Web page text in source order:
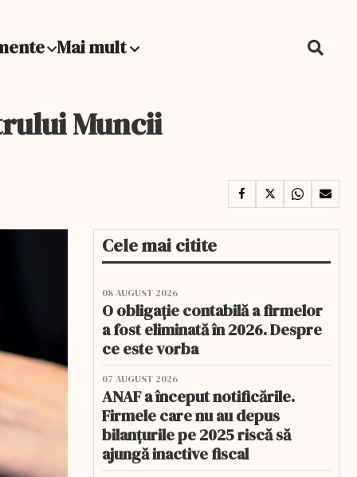
Mai mult
Muncii
Cele mai citite
08 AUGUST 2026
O obligație contabilă a firmelor
a fost eliminată în 2026. Despre
ce este vorba
07 AUGUST 2026
ANAF a început notificările.
Firmele care nu au depus
bilanțurile pe 2025 riscă să
ajungă inactive fiscal